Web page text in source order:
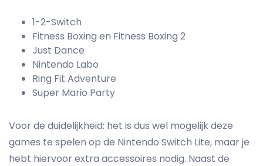
1-2-Switch
Fitness Boxing en Fitness Boxing 2
Just Dance
Nintendo Labo
Ring Fit Adventure
Super Mario Party
Voor de duidelijkheid: het is dus wel mogelijk deze
games te spelen op de Nintendo Switch Lite, maar je
hebt hiervoor extra accessoires nodig. Naast de